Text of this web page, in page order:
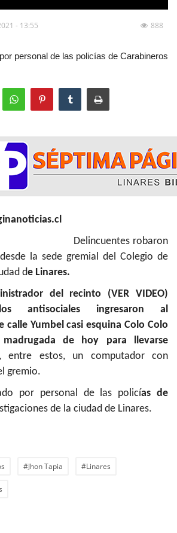
- 13:55 888
personal de las policías de Carabineros
robaron
la sede gremial del Colegio de
de Linares.
del recinto (VER VIDEO)
antisociales ingresaron al
calle Yumbel casi esquina Colo Colo
de hoy para llevarse
entre estos, un computador con
gremio.
por personal de las policías de
de la ciudad de Linares.
#Jhon Tapia #Linares